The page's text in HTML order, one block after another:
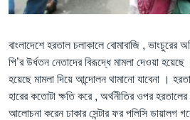
FOLLOW US
বাংলাদেশে হরতাল চলাকালে বোমাবাজি , ভাংচুরের
পি’র উর্ধতন নেতাদের বিরূদ্ধে মামলা দেওয়া
হয়েছে মামলা দিয়ে আন্দোলন থামানো যাবেনা ।
হারের কতোটা ক্ষতি করে , অর্থনীতির ওপর
আলোচনা করেন ঢাকার সেন্টার ফর পলিসি ডায়ালগ